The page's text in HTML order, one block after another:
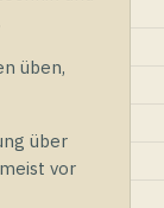
üben,
über
vor